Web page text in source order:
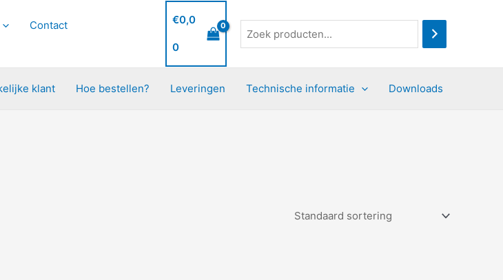
Contact
€0,0
0
klant Hoe bestellen? Leveringen Technische informatie Downloads